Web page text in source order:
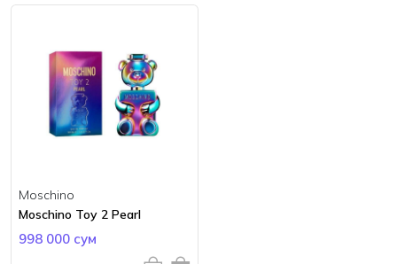
Moschino
Moschino Toy 2 Pearl
998 000 сум